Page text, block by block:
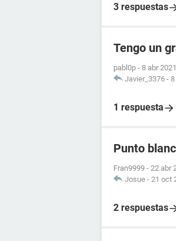
3 respuestas
Tengo un
pabl0p - 8 abr
Javier_3376 -
1 respuesta
Punto
Fran9999 - 22 abr
Josue - 21 oct
2 respuestas